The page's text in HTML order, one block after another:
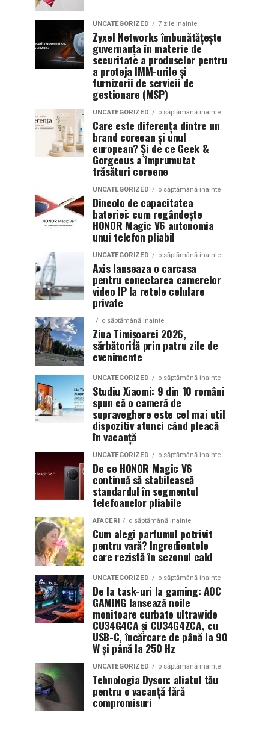
UNCATEGORIZED 7 zile inainte
Zyxel Networks îmbunătățește
guvernanța în materie de
securitate a produselor pentru
a proteja IMM-urile și
furnizorii de servicii de
gestionare (MSP)
UNCATEGORIZED o săptămână inainte
Care este diferența dintre un
brand coreean și unul
european? Și de ce Geek &
Gorgeous a împrumutat
trăsături coreene
UNCATEGORIZED o săptămână inainte
Dincolo de capacitatea
bateriei: cum regândește
HONOR Magic V6 autonomia
unui telefon pliabil
UNCATEGORIZED o săptămână inainte
Axis lanseaza o carcasa
pentru conectarea camerelor
video IP la retele celulare
private
o săptămână inainte
Ziua Timișoarei 2026,
sărbătorită prin patru zile de
evenimente
UNCATEGORIZED o săptămână inainte
Studiu Xiaomi: 9 din 10 români
spun că o cameră de
supraveghere este cel mai util
dispozitiv atunci când pleacă
în vacanță
UNCATEGORIZED o săptămână inainte
De ce HONOR Magic V6
continuă să stabilească
standardul în segmentul
telefoanelor pliabile
AFACERI o săptămână inainte
Cum alegi parfumul potrivit
pentru vară? Ingredientele
care rezistă în sezonul cald
UNCATEGORIZED o săptămână inainte
De la task-uri la gaming: AOC
GAMING lansează noile
monitoare curbate ultrawide
CU34G4CA și CU34G4ZCA, cu
USB-C, încărcare de până la 90
W și până la 250 Hz
UNCATEGORIZED o săptămână inainte
Tehnologia Dyson: aliatul tău
pentru o vacanță fără
compromisuri